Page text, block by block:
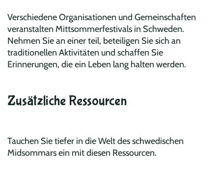
Verschiedene Organisationen und Gemeinschaften
veranstalten Mittsommerfestivals in Schweden.
Nehmen Sie an einer teil, beteiligen Sie sich an
traditionellen Aktivitäten und schaffen Sie
Erinnerungen, die ein Leben lang halten werden.
Zusätzliche Ressourcen
Tauchen Sie tiefer in die Welt des schwedischen
Midsommars ein mit diesen Ressourcen.